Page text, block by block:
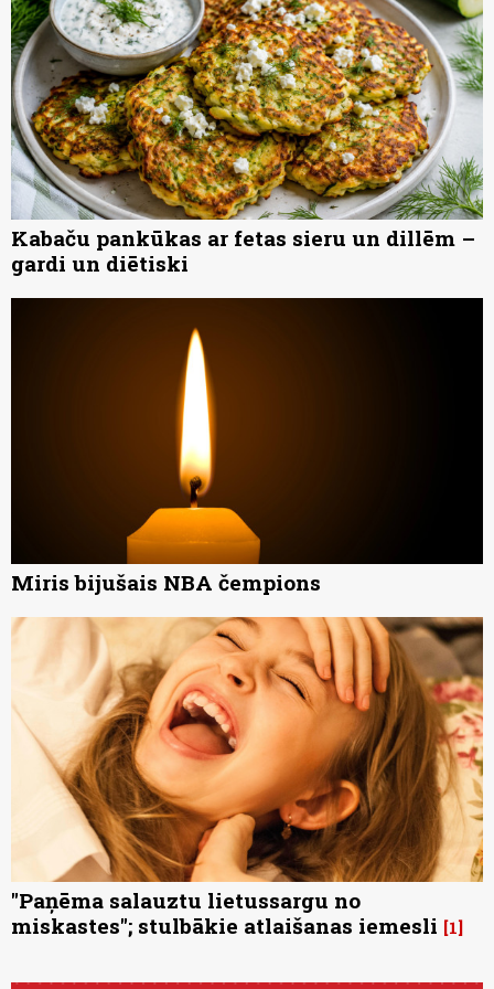
Kabaču pankūkas ar fetas sieru un dillēm –
gardi un diētiski
Miris bijušais NBA čempions
"Paņēma salauztu lietussargu no
miskastes"; stulbākie atlaišanas iemesli 1